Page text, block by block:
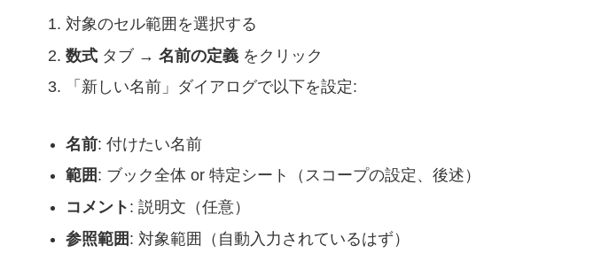
対象のセル範囲を選択する
数式タブ → 名前の定義をクリック
「新しい名前」ダイアログで以下を設定:
名前: 付けたい名前
範囲 : ブック全体 or 特定シート（スコープの設定、後述）
コメント : 説明文（任意）
参照範囲 : 対象範囲（自動入力されているはず）